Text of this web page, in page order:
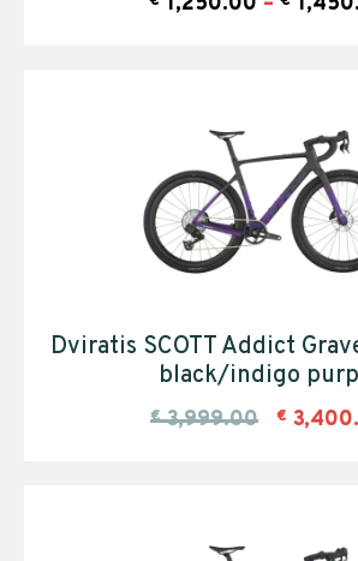
Dviratis SCOTT Addict
black/indigo
€ 3,999.00 €